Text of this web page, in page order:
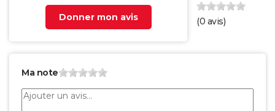
Donner mon avis
(0 avis)
Ma note